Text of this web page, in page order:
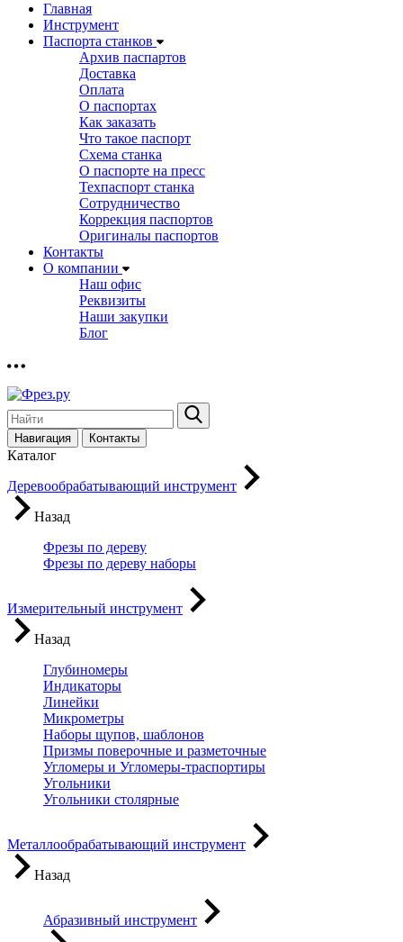
Главная
Инструмент
Паспорта станков
Архив паспартов
Доставка
Оплата
О паспортах
Как заказать
Что такое паспорт
Схема станка
О паспорте на пресс
Техпаспорт станка
Сотрудничество
Коррекция паспортов
Оригиналы паспортов
Контакты
О компании
Наш офис
Реквизиты
Наши закупки
Блог
Навигация Контакты
Каталог
Деревообрабатывающий инструмент
Назад
Фрезы по дереву
Фрезы по дереву наборы
Измерительный инструмент
Назад
Глубиномеры
Индикаторы
Линейки
Микрометры
Наборы щупов, шаблонов
Призмы поверочные и разметочные
Угломеры и Угломеры-траспортиры
Угольники
Угольники столярные
Металлообрабатывающий инструмент
Назад
Абразивный инструмент